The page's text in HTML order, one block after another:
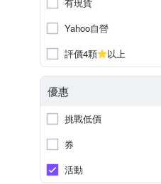
Yahoo自營
評價4顆
以上
優惠
挑戰低價
券
活動